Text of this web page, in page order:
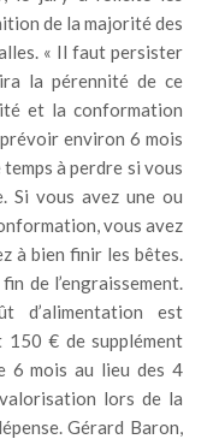
de la majorité des
« Il faut persister
la pérennité de ce
et la conformation
environ 6 mois
temps à perdre si vous
Si vous avez une ou
vous avez
à bien finir les bêtes.
de l’engraissement.
d’alimentation est
€ de supplément
6 mois au lieu des 4
lors de la
Gérard Baron,